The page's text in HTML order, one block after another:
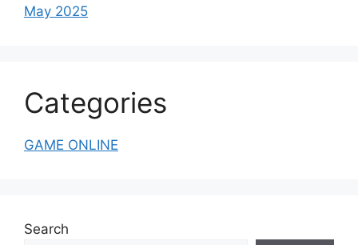
May 2025
Categories
GAME ONLINE
Search